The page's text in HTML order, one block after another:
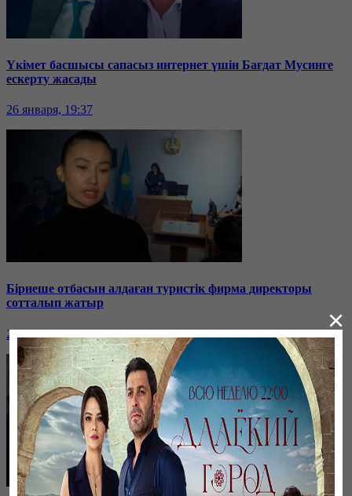
Үкімет басшысы сапасыз интернет үшін Бағдат Мусинге
ескерту жасады
26 января, 19:37
Бірнеше отбасын алдаған туристік фирма директоры
сотталып жатыр
26 января, 19:36 ×